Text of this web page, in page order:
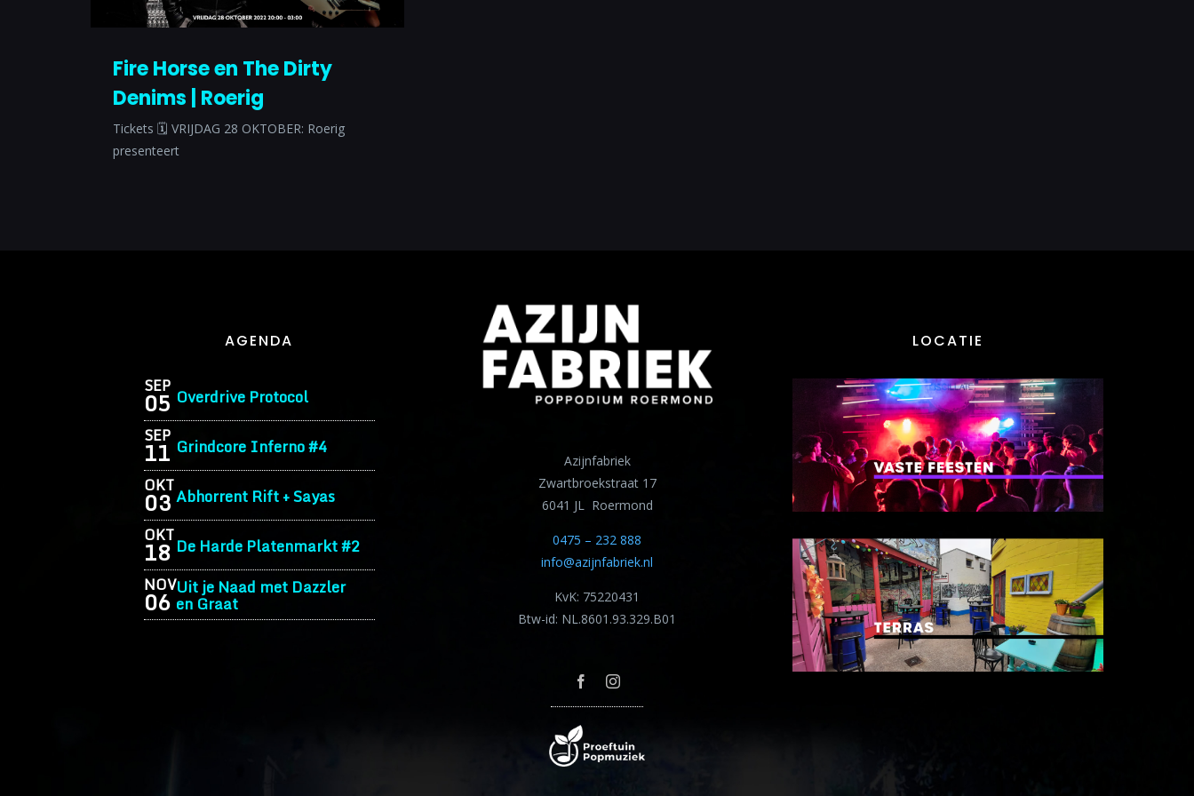
Fire Horse en The Dirty
Denims | Roerig
Tickets 🗓 VRIJDAG 28 OKTOBER: Roerig
presenteert
AGENDA
SEP
05 Overdrive Protocol
SEP
11 Grindcore Inferno #4
OKT
03 Abhorrent Rift + Sayas
OKT
18 De Harde Platenmarkt #2
NOV
06 Uit je Naad met Dazzler
en Graat
Azijnfabriek
Zwartbroekstraat 17
6041 JL Roermond
0475 – 232 888
info@azijnfabriek.nl
KvK: 75220431
Btw-id: NL.8601.93.329.B01
LOCATIE